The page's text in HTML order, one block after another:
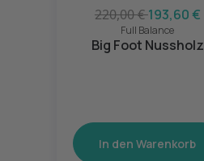
220,00 €193,60 €
Full Balance
Big Foot Nussholz
In den Warenkorb